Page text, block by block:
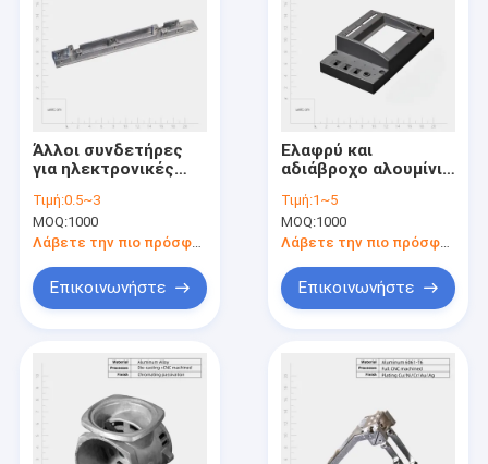
βίντεο
Άλλοι συνδετήρες
για ηλεκτρονικές
Τιμή:0.5~3
MOQ:1000
Λάβετε την πιο πρόσφατη τιμή
Επικοινωνήστε
Ελαφρύ και
αδιάβροχο αλουμίνιο
φύλλο μεταλλικό
περίβλημα
στεγαστική θήκη
εξαρτήματα
κατασκευή
Τιμή:1~5
MOQ:1000
Λάβετε την πιο πρόσφατη τιμή
Επικοινωνήστε